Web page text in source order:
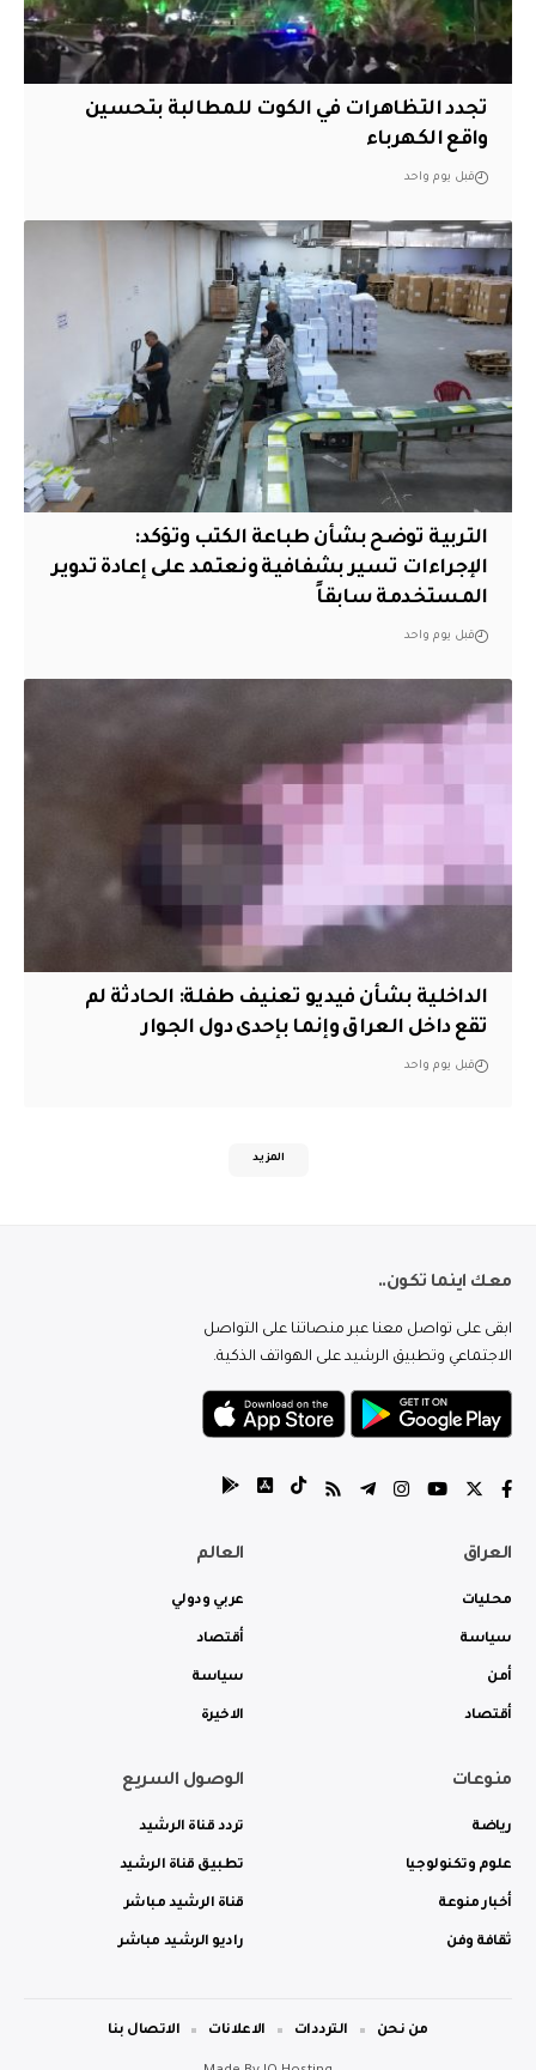
تجدد التظاهرات في الكوت للمطالبة بتحسين
واقع الكهرباء
قبل يوم واحد
التربية توضح بشأن طباعة الكتب وتؤكد:
الإجراءات تسير بشفافية ونعتمد على إعادة تدوير
المستخدمة سابقاً
قبل يوم واحد
الداخلية بشأن فيديو تعنيف طفلة: الحادثة لم
تقع داخل العراق وإنما بإحدى دول الجوار
قبل يوم واحد
المزيد
معك اينما تكون..
ابقى على تواصل معنا عبر منصاتنا على التواصل
الاجتماعي وتطبيق الرشيد على الهواتف الذكية.
العراق
محليات
سياسة
أمن
أقتصاد
العالم
عربي ودولي
أقتصاد
سياسة
الاخيرة
منوعات
رياضة
علوم وتكنولوجيا
أخبار منوعة
ثقافة وفن
الوصول السريع
تردد قناة الرشيد
تطبيق قناة الرشيد
قناة الرشيد مباشر
راديو الرشيد مباشر
من نحن الترددات الاعلانات الاتصال بنا